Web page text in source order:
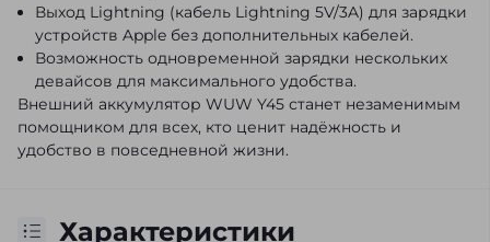
Выход Lightning (кабель Lightning 5V/3A) для зарядки
устройств Apple без дополнительных кабелей.
Возможность одновременной зарядки нескольких
девайсов для максимального удобства.
Внешний аккумулятор WUW Y45 станет незаменимым
помощником для всех, кто ценит надёжность и
удобство в повседневной жизни.
Характеристики